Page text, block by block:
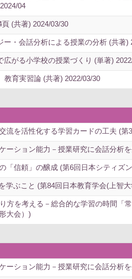
04
(共著) 2024/03/30
・会話分析による授業の分析 (共著)
がる小学校の授業づくり (単著)
育実習論 (共著) 2022/03/30
流を活性化する学習カードの工夫 (
ーション能力－授業研究に会話分析
「信頼」の醸成 (第6回日本シティズ
学ぶこと (第84回日本教育学会(上智
方を考える－総合的な学習の時間「
大会）)
ーション能力－授業研究に会話分析